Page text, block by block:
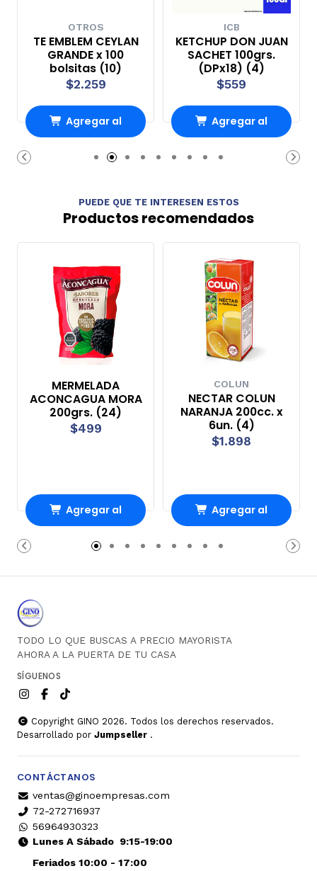
OTROS
TE EMBLEM CEYLAN
GRANDE x 100
bolsitas (10)
$2.259
Agregar al
Carro
ICB
KETCHUP DON JUAN
SACHET 100grs.
(DPx18) (4)
$559
Agregar al
Carro
PUEDE QUE TE INTERESEN ESTOS
Productos recomendados
MERMELADA
ACONCAGUA MORA
200grs. (24)
$499
Agregar al
Carro
COLUN
NECTAR COLUN
NARANJA 200cc. x
6un. (4)
$1.898
Agregar al
Carro
TODO LO QUE BUSCAS A PRECIO MAYORISTA
AHORA A LA PUERTA DE TU CASA
SÍGUENOS
Copyright GINO 2026. Todos los derechos reservados.
Desarrollado por Jumpseller .
CONTÁCTANOS
ventas@ginoempresas.com
72-272716937
56964930323
Lunes A Sábado9:15-19:00
Feriados 10:00 - 17:00